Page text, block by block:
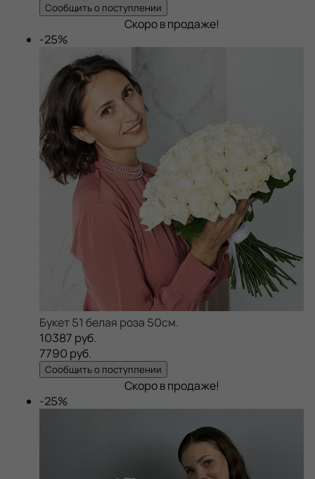
Сообщить о поступлении
Скоро в продаже!
-25%
Букет 51 белая роза 50см.
10387 руб.
7790 руб.
Сообщить о поступлении
Скоро в продаже!
-25%